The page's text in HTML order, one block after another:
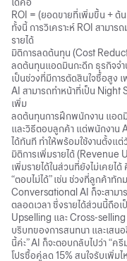
ROI = (ยอดขายที่เพิ่มขึ้น + ต้
ทั้งนี้ การวิเคราะห์ ROI สามา
รายได้
มิติการลดต้นทุน (Cost
ลดต้นทุนแอดมินกะดึก ธุรกิจจำ
เป็นช่วงที่มีการตัดสินใจซื้อสูง เ
AI สามารถทำหน้าที่เป็น Night
เพิ่ม
ลดต้นทุนการฝึกพนักงาน แอดมิ
และวิธีตอบลูกค้า แต่พนักงาน
ได้ทันที ทำให้พร้อมใช้งานตั้งแ
มิติการเพิ่มรายได้ (Revenue
เพิ่มรายได้ในส่วนที่ยังไม่เคยไ
“ตอบไม่ได้” เช่น ช่วงที่ลูกค้าทั
Conversational AI ก็จะสามา
ตลอดเวลา ซึ่งรายได้ส่วนนี้ถือ
Upselling และ Cross-selling
บริบทของการสนทนา และเสน
นี้ค่ะ” AI ก็จะตอบกลับไปว่า “
โปรซื้อคู่ลด 15% สนใจรับเพิ่ม